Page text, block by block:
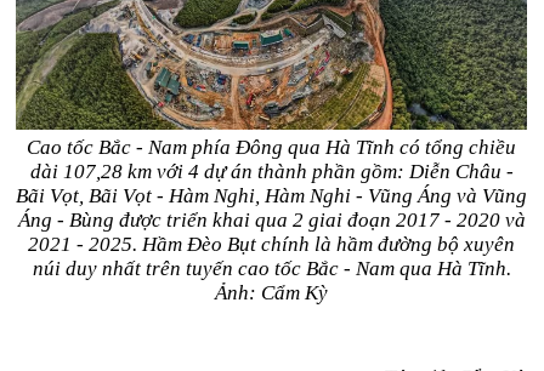
Cao tốc Bắc - Nam phía Đông qua Hà Tĩnh có tổng chiều
dài 107,28 km với 4 dự án thành phần gồm: Diễn Châu -
Bãi Vọt, Bãi Vọt - Hàm Nghi, Hàm Nghi - Vũng Áng và Vũng
Áng - Bùng được triển khai qua 2 giai đoạn 2017 - 2020 và
2021 - 2025. Hầm Đèo Bụt chính là hầm đường bộ xuyên
núi duy nhất trên tuyến cao tốc Bắc - Nam qua Hà Tĩnh.
Ảnh: Cẩm Kỳ